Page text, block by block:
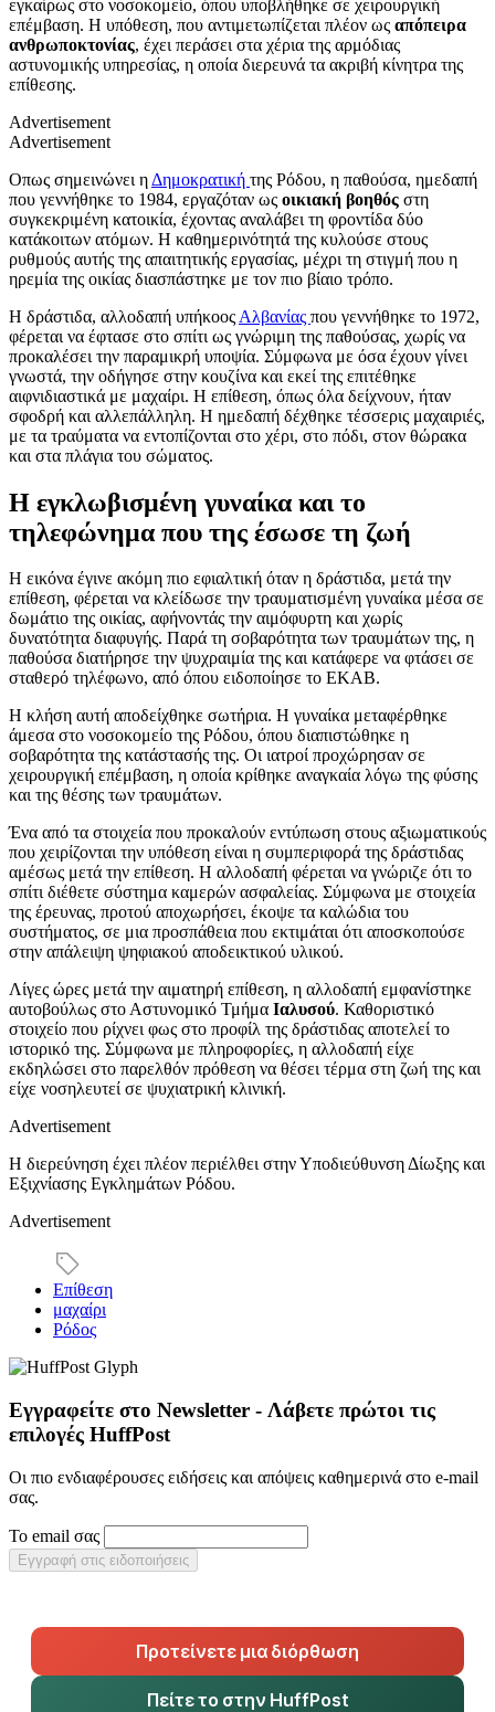
εγκαίρως στο νοσοκομείο, όπου υποβλήθηκε σε χειρουργική
επέμβαση. Η υπόθεση, που αντιμετωπίζεται πλέον ως απόπειρα
ανθρωποκτονίας, έχει περάσει στα χέρια της αρμόδιας
αστυνομικής υπηρεσίας, η οποία διερευνά τα ακριβή κίνητρα της
επίθεσης.
Advertisement
Advertisement
Οπως σημεινώνει η Δημοκρατική της Ρόδου, η παθούσα, ημεδαπή
που γεννήθηκε το 1984, εργαζόταν ως οικιακή βοηθός στη
συγκεκριμένη κατοικία, έχοντας αναλάβει τη φροντίδα δύο
κατάκοιτων ατόμων. Η καθημερινότητά της κυλούσε στους
ρυθμούς αυτής της απαιτητικής εργασίας, μέχρι τη στιγμή που η
ηρεμία της οικίας διασπάστηκε με τον πιο βίαιο τρόπο.
Η δράστιδα, αλλοδαπή υπήκοος Αλβανίας που γεννήθηκε το 1972,
φέρεται να έφτασε στο σπίτι ως γνώριμη της παθούσας, χωρίς να
προκαλέσει την παραμικρή υποψία. Σύμφωνα με όσα έχουν γίνει
γνωστά, την οδήγησε στην κουζίνα και εκεί της επιτέθηκε
αιφνιδιαστικά με μαχαίρι. Η επίθεση, όπως όλα δείχνουν, ήταν
σφοδρή και αλλεπάλληλη. Η ημεδαπή δέχθηκε τέσσερις μαχαιριές,
με τα τραύματα να εντοπίζονται στο χέρι, στο πόδι, στον θώρακα
και στα πλάγια του σώματος.
Η εγκλωβισμένη γυναίκα και το
τηλεφώνημα που της έσωσε τη ζωή
Η εικόνα έγινε ακόμη πιο εφιαλτική όταν η δράστιδα, μετά την
επίθεση, φέρεται να κλείδωσε την τραυματισμένη γυναίκα μέσα σε
δωμάτιο της οικίας, αφήνοντάς την αιμόφυρτη και χωρίς
δυνατότητα διαφυγής. Παρά τη σοβαρότητα των τραυμάτων της, η
παθούσα διατήρησε την ψυχραιμία της και κατάφερε να φτάσει σε
σταθερό τηλέφωνο, από όπου ειδοποίησε το ΕΚΑΒ.
Η κλήση αυτή αποδείχθηκε σωτήρια. Η γυναίκα μεταφέρθηκε
άμεσα στο νοσοκομείο της Ρόδου, όπου διαπιστώθηκε η
σοβαρότητα της κατάστασής της. Οι ιατροί προχώρησαν σε
χειρουργική επέμβαση, η οποία κρίθηκε αναγκαία λόγω της φύσης
και της θέσης των τραυμάτων.
Ένα από τα στοιχεία που προκαλούν εντύπωση στους αξιωματικούς
που χειρίζονται την υπόθεση είναι η συμπεριφορά της δράστιδας
αμέσως μετά την επίθεση. Η αλλοδαπή φέρεται να γνώριζε ότι το
σπίτι διέθετε σύστημα καμερών ασφαλείας. Σύμφωνα με στοιχεία
της έρευνας, προτού αποχωρήσει, έκοψε τα καλώδια του
συστήματος, σε μια προσπάθεια που εκτιμάται ότι αποσκοπούσε
στην απάλειψη ψηφιακού αποδεικτικού υλικού.
Λίγες ώρες μετά την αιματηρή επίθεση, η αλλοδαπή εμφανίστηκε
αυτοβούλως στο Αστυνομικό Τμήμα Ιαλυσού. Καθοριστικό
στοιχείο που ρίχνει φως στο προφίλ της δράστιδας αποτελεί το
ιστορικό της. Σύμφωνα με πληροφορίες, η αλλοδαπή είχε
εκδηλώσει στο παρελθόν πρόθεση να θέσει τέρμα στη ζωή της και
είχε νοσηλευτεί σε ψυχιατρική κλινική.
Advertisement
Η διερεύνηση έχει πλέον περιέλθει στην Υποδιεύθυνση Δίωξης και
Εξιχνίασης Εγκλημάτων Ρόδου.
Advertisement
Επίθεση
μαχαίρι
Ρόδος
Εγγραφείτε στο Newsletter - Λάβετε πρώτοι τις
επιλογές HuffPost
Οι πιο ενδιαφέρουσες ειδήσεις και απόψεις καθημερινά στο e-mail
σας.
Το email σας
Εγγραφή στις ειδοποιήσεις
Προτείνετε μια διόρθωση
Πείτε το στην HuffPost